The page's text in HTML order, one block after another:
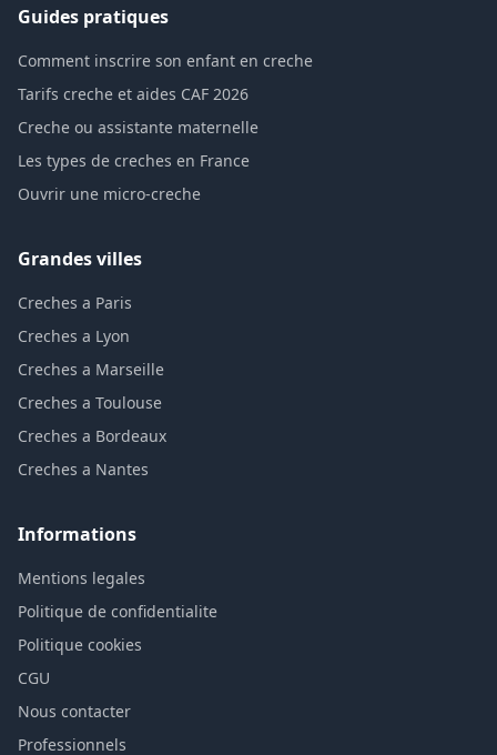
Guides pratiques
Comment inscrire son enfant en creche
Tarifs creche et aides CAF 2026
Creche ou assistante maternelle
Les types de creches en France
Ouvrir une micro-creche
Grandes villes
Creches a Paris
Creches a Lyon
Creches a Marseille
Creches a Toulouse
Creches a Bordeaux
Creches a Nantes
Informations
Mentions legales
Politique de confidentialite
Politique cookies
CGU
Nous contacter
Professionnels